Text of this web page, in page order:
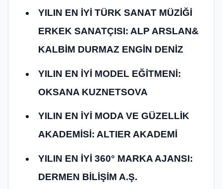
YILIN EN İYİ TÜRK SANAT MÜZİĞİ
ERKEK SANATÇISI: ALP ARSLAN&
KALBİM DURMAZ ENGİN DENİZ
YILIN EN İYİ MODEL EĞİTMENİ:
OKSANA KUZNETSOVA
YILIN EN İYİ MODA VE GÜZELLİK
AKADEMİSİ: ALTIER AKADEMİ
YILIN EN İYİ 360° MARKA AJANSI:
DERMEN BİLİŞİM A.Ş.